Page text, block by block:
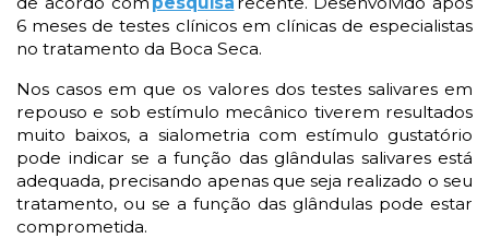
6 meses de testes clínicos em clínicas de especialistas
no tratamento da Boca Seca.
Nos casos em que os valores dos testes salivares em
repouso e sob estímulo mecânico tiverem resultados
muito baixos, a sialometria com estímulo gustatório
pode indicar se a função das glândulas salivares está
adequada, precisando apenas que seja realizado o seu
tratamento, ou se a função das glândulas pode estar
comprometida.